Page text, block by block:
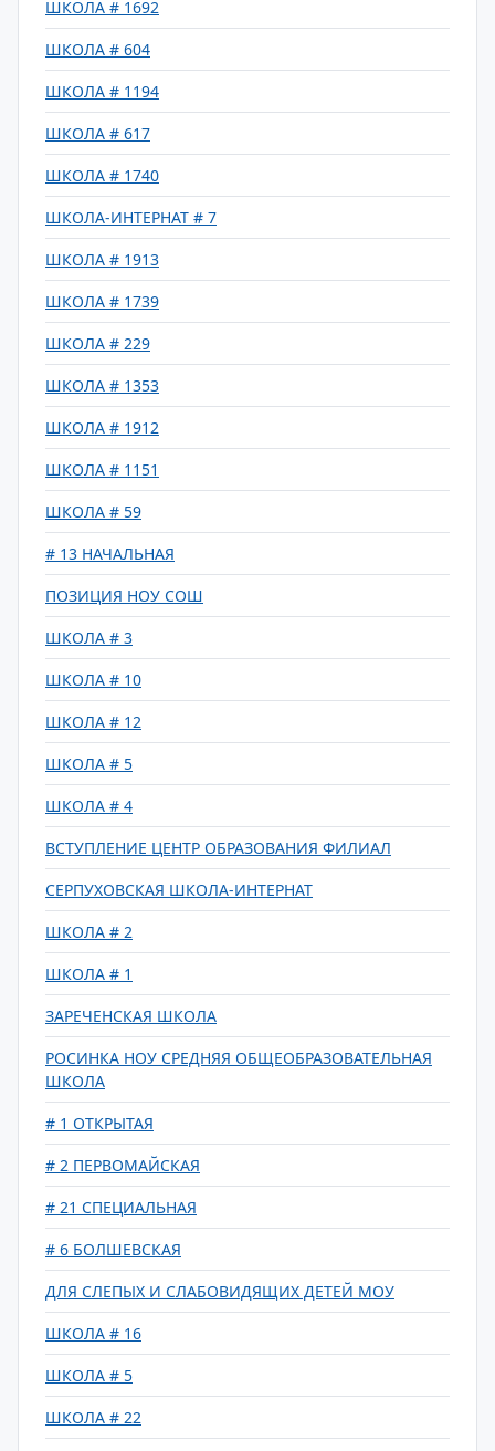
ШКОЛА # 1692
ШКОЛА # 604
ШКОЛА # 1194
ШКОЛА # 617
ШКОЛА # 1740
ШКОЛА-ИНТЕРНАТ # 7
ШКОЛА # 1913
ШКОЛА # 1739
ШКОЛА # 229
ШКОЛА # 1353
ШКОЛА # 1912
ШКОЛА # 1151
ШКОЛА # 59
# 13 НАЧАЛЬНАЯ
ПОЗИЦИЯ НОУ СОШ
ШКОЛА # 3
ШКОЛА # 10
ШКОЛА # 12
ШКОЛА # 5
ШКОЛА # 4
ВСТУПЛЕНИЕ ЦЕНТР ОБРАЗОВАНИЯ ФИЛИАЛ
СЕРПУХОВСКАЯ ШКОЛА-ИНТЕРНАТ
ШКОЛА # 2
ШКОЛА # 1
ЗАРЕЧЕНСКАЯ ШКОЛА
РОСИНКА НОУ СРЕДНЯЯ ОБЩЕОБРАЗОВАТЕЛЬНАЯ
ШКОЛА
# 1 ОТКРЫТАЯ
# 2 ПЕРВОМАЙСКАЯ
# 21 СПЕЦИАЛЬНАЯ
# 6 БОЛШЕВСКАЯ
ДЛЯ СЛЕПЫХ И СЛАБОВИДЯЩИХ ДЕТЕЙ МОУ
ШКОЛА # 16
ШКОЛА # 5
ШКОЛА # 22